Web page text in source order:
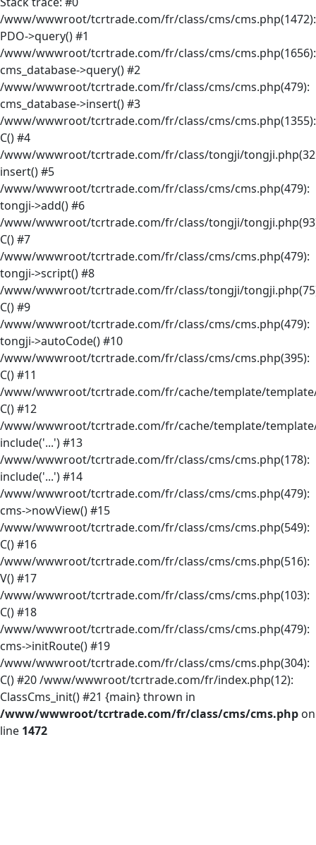
/www/wwwroot/tcrtrade.com/fr/class/cms/cms.php(1472):
PDO->query() #1
/www/wwwroot/tcrtrade.com/fr/class/cms/cms.php(1656):
cms_database->query() #2
/www/wwwroot/tcrtrade.com/fr/class/cms/cms.php(479):
cms_database->insert() #3
/www/wwwroot/tcrtrade.com/fr/class/cms/cms.php(1355):
C() #4
/www/wwwroot/tcrtrade.com/fr/class/tongji/
insert() #5
/www/wwwroot/tcrtrade.com/fr/class/cms/cms.php(479):
tongji->add() #6
/www/wwwroot/tcrtrade.com/fr/class/tongji/
C() #7
/www/wwwroot/tcrtrade.com/fr/class/cms/cms.php(479):
tongji->script() #8
/www/wwwroot/tcrtrade.com/fr/class/tongji/
C() #9
/www/wwwroot/tcrtrade.com/fr/class/cms/cms.php(479):
tongji->autoCode() #10
/www/wwwroot/tcrtrade.com/fr/class/cms/cms.php(395):
C() #11
/www/wwwroot/tcrtrade.com/fr/cache/template/template/
C() #12
/www/wwwroot/tcrtrade.com/fr/cache/template/template/
include('...') #13
/www/wwwroot/tcrtrade.com/fr/class/cms/cms.php(178):
include('...') #14
/www/wwwroot/tcrtrade.com/fr/class/cms/cms.php(479):
cms->nowView() #15
/www/wwwroot/tcrtrade.com/fr/class/cms/cms.php(549):
C() #16
/www/wwwroot/tcrtrade.com/fr/class/cms/cms.php(516):
V() #17
/www/wwwroot/tcrtrade.com/fr/class/cms/cms.php(103):
C() #18
/www/wwwroot/tcrtrade.com/fr/class/cms/cms.php(479):
cms->initRoute() #19
/www/wwwroot/tcrtrade.com/fr/class/cms/cms.php(304):
C() #20 /www/wwwroot/tcrtrade.com/fr/index.php(12):
ClassCms_init() #21 {main} thrown in
/www/wwwroot/tcrtrade.com/fr/class/cms/cms.php on
line 1472